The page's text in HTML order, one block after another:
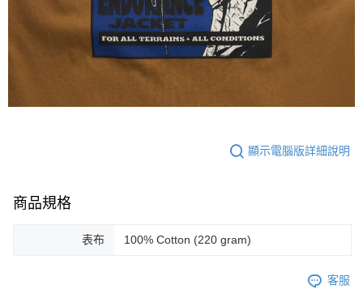
顯示電腦版詳細說明
商品規格
表布 100% Cotton (220 gram)
客服